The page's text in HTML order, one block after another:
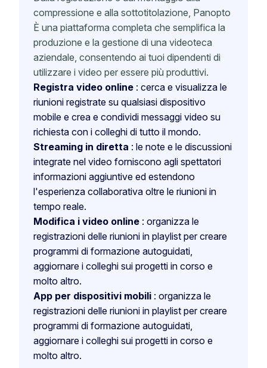
compressione e alla sottotitolazione, Panopto
È una piattaforma completa che semplifica la
produzione e la gestione di una videoteca
aziendale, consentendo ai tuoi dipendenti di
utilizzare i video per essere più produttivi.
Registra video online : cerca e visualizza le
riunioni registrate su qualsiasi dispositivo
mobile e crea e condividi messaggi video su
richiesta con i colleghi di tutto il mondo.
Streaming in diretta : le note e le discussioni
integrate nel video forniscono agli spettatori
informazioni aggiuntive ed estendono
l'esperienza collaborativa oltre le riunioni in
tempo reale.
Modifica i video online : organizza le
registrazioni delle riunioni in playlist per creare
programmi di formazione autoguidati,
aggiornare i colleghi sui progetti in corso e
molto altro.
App per dispositivi mobili : organizza le
registrazioni delle riunioni in playlist per creare
programmi di formazione autoguidati,
aggiornare i colleghi sui progetti in corso e
molto altro.